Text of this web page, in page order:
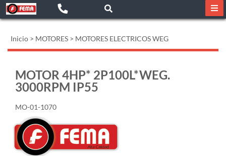
Inicio > MOTORES > MOTORES ELECTRICOS WEG
MOTOR 4HP* 2P100L*WEG.
3000RPM IP55
MO-01-1070